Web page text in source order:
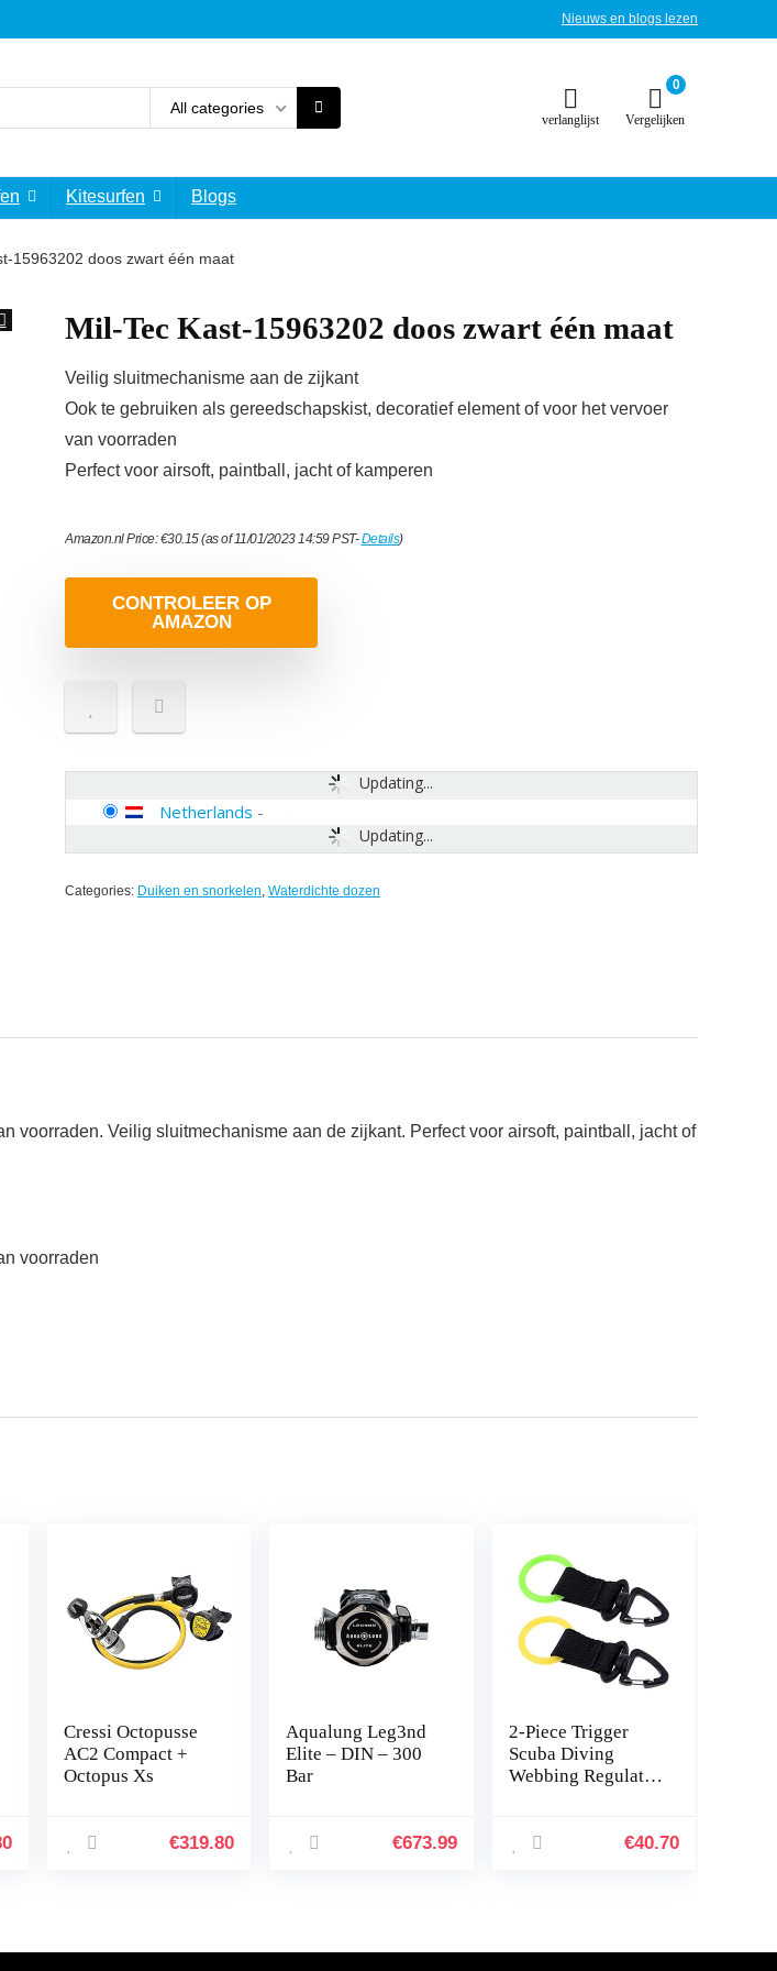
Nieuws en blogs lezen
All categories
verlanglijst
0
Vergelijken
Kitesurfen Blogs
15963202 doos zwart één maat
Mil-Tec Kast-15963202 doos zwart één maat
Veilig sluitmechanisme aan de zijkant
Ook te gebruiken als gereedschapskist, decoratief element of voor het vervoer
van voorraden
Perfect voor airsoft, paintball, jacht of kamperen
Amazon.nl Price:€30.15(as of 11/01/2023 14:59 PST-Details)
CONTROLEER OP
AMAZON
Updating...
Updating...
Netherlands -
Categories: Duiken en snorkelen, Waterdichte dozen
voorraden. Veilig sluitmechanisme aan de zijkant. Perfect voor airsoft, paintball, jacht of
voorraden
Cressi Octopusse
AC2 Compact +
Octopus Xs
€319.80
Aqualung Leg3nd
Elite – DIN – 300
Bar
€673.99
2-Piece Trigger
Scuba Diving
Webbing Regulator
Retainer Good
€40.70